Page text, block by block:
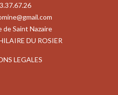
de Saint Nazaire
DU ROSIER
LEGALES